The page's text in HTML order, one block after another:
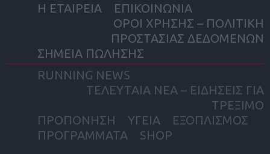
Η ΕΤΑΙΡΕΙΑ
ΕΠΙΚΟΙΝΩΝΙΑ
ΟΡΟΙ ΧΡΗΣΗΣ – ΠΟΛΙΤΙΚΗ
ΠΡΟΣΤΑΣΙΑΣ ΔΕΔΟΜΕΝΩΝ
ΣΗΜΕΙΑ ΠΩΛΗΣΗΣ
RUNNING NEWS
ΤΕΛΕΥΤΑΙΑ ΝΕΑ – ΕΙΔΗΣΕΙΣ ΓΙΑ
ΤΡΕΞΙΜΟ
ΠΡΟΠΟΝΗΣΗ
ΥΓΕΙΑ
ΕΞΟΠΛΙΣΜΟΣ
ΠΡΟΓΡΑΜΜΑΤΑ
SHOP